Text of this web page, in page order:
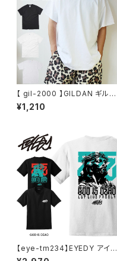
【 gil-2000 】GILDAN ギルダ
ン 2000 Ultra Cotton 6.0 o
z Short Sleeve T-Shirt 6.0
シュ グレー
¥1,210
【eye-tm234】EYEDY アイデ
ィー GOD IS DEAD ショートス